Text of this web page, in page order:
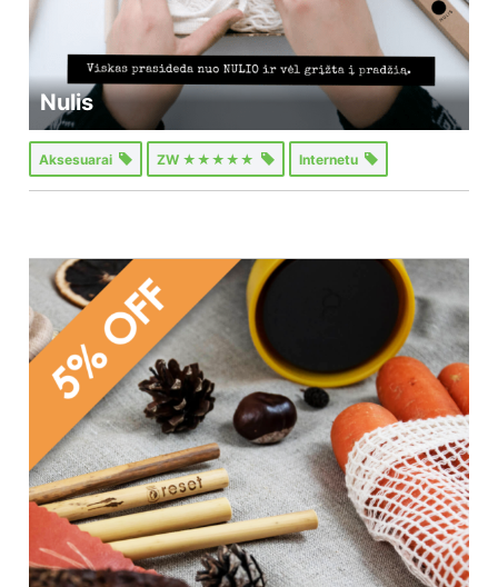
Nulis
Aksesuarai ZW ★★★★★ Internetu